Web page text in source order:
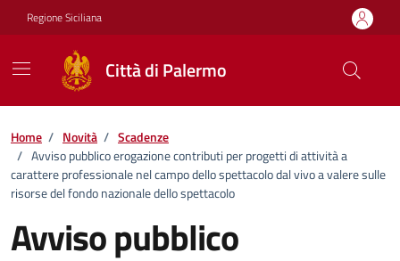
Vai ai contenuti
Vai al footer
Regione Siciliana
Città di Palermo
Home / Novità / Scadenze
/ Avviso pubblico erogazione contributi per progetti di attività a
carattere professionale nel campo dello spettacolo dal vivo a valere sulle
risorse del fondo nazionale dello spettacolo
Avviso pubblico